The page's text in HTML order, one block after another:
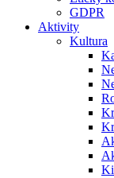
GDPR
Aktivity
Kultura